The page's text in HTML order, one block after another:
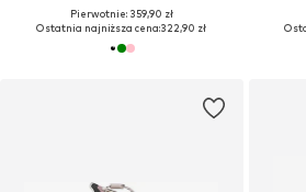
Pierwotnie: 359,90 zł
Ostatnia najniższa cena:322,90 zł